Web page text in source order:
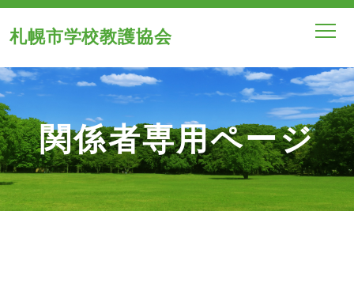
札幌市学校教護協会
関係者専用ページ